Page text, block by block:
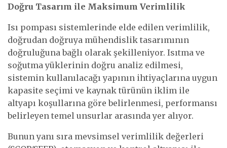
Doğru Tasarım ile Maksimum Verimlilik
Isı pompası sistemlerinde elde edilen verimlilik,
doğrudan doğruya mühendislik tasarımının
doğruluğuna bağlı olarak şekilleniyor. Isıtma ve
soğutma yüklerinin doğru analiz edilmesi,
sistemin kullanılacağı yapının ihtiyaçlarına uygun
kapasite seçimi ve kaynak türünün iklim ile
altyapı koşullarına göre belirlenmesi, performansı
belirleyen temel unsurlar arasında yer alıyor.
Bunun yanı sıra mevsimsel verimlilik değerleri